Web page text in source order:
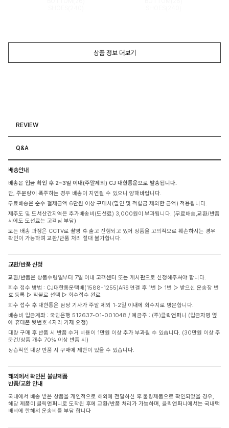
상품 정보 더보기
REVIEW
Q&A
배송안내
배송은 입금 확인 후 2~3일 이내(주말제외) CJ 대한통운으로 발송됩니다.
단, 주문량이 폭주하는 경우 배송이 지연될 수 있으니 양해바랍니다.
무료배송은 순수 결제금액 6만원 이상 구매시(할인 및 적립금 제외한 금액) 적용됩니다.
제주도 및 도서산간지역은 추가배송비(도선료) 3,000원이 부과됩니다. (무료배송,교환/반품
시에도 도선료는 고객님 부담)
모든 배송 과정은 CCTV로 촬영 후 출고 진행되고 있어 상품을 고의적으로 훼손하시는 경우
확인이 가능하며 교환/반품 처리 절대 불가합니다.
교환/반품 신청
교환/반품은 상품수령일부터 7일 이내 고객센터 또는 게시판으로 신청해주셔야 합니다.
회수 접수 방법 : CJ대한통운택배(1588-1255)ARS 연결 후 1번 ▷ 1번 ▷ 받으신 운송장 번
호 등록 ▷ 착불로 선택 ▷ 회수접수 완료
회수 접수 후 대한통운 담당 기사가 주말 제외 1-2일 이내에 회수지로 방문합니다.
배송비 입금계좌 : 국민은행 512637-01-001048 / 예금주 : (주)클릭앤퍼니 (입금자명 옆
에 휴대폰 뒷번호 4자리 기재 요청)
대량 구매 후 반품 시 반품 수거 비용이 1만원 이상 추가 부과될 수 있습니다. (30만원 이상 주
문건/상품 개수 70% 이상 반품 시)
상습적인 대량 반품 시 구매에 제한이 있을 수 있습니다.
해외에서 확인된 불량제품
반품/교환 안내
국내에서 배송 받은 상품을 개인적으로 해외에 전달하신 후 불량제품으로 확인되었을 경우,
해당 제품이 클릭앤퍼니로 도착된 후에 교환/반품 처리가 가능하며, 클릭앤퍼니에서는 국내택
배비에 한해서 운송비를 부담 합니다